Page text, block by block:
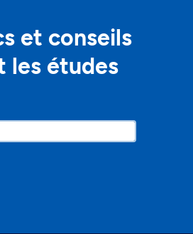
et conseils
les études